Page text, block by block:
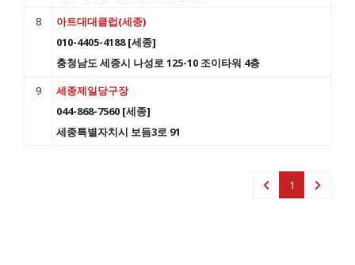
8
아트대대클럽(세종)
010-4405-4188 [세종]
충청남도 세종시 나성로 125-10 조이타워 4층
9
세종제일당구장
044-868-7560 [세종]
세종특별자치시 보듬3로 91
1